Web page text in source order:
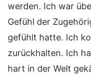
werden. Ich war
Gefühl der
gefühlt hatte. Ich
zurückhalten. Ich
hart in der Welt